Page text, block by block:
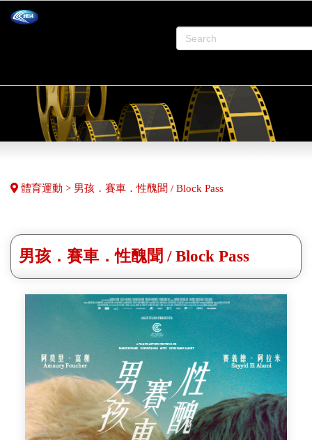
體育運動 > 男孩．賽車．性醜聞 / Block Pass
男孩．賽車．性醜聞 / Block Pass